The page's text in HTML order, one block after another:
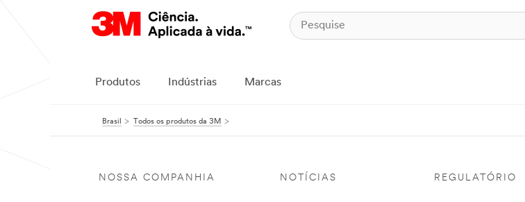
Produtos Indústrias Marcas
Brasil Todos os produtos da 3M
NOSSA COMPANHIA NOTÍCIAS REGULATÓRIO